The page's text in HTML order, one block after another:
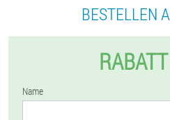
BESTELLEN
Name